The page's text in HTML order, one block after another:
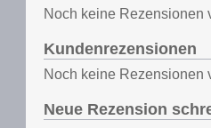
Noch keine Rezensionen
Kundenrezensionen
Noch keine Rezensionen
Neue Rezension